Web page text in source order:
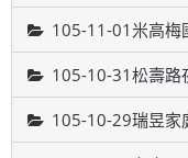
105-11-01米高梅
105-10-31松壽路
105-10-29瑞昱家